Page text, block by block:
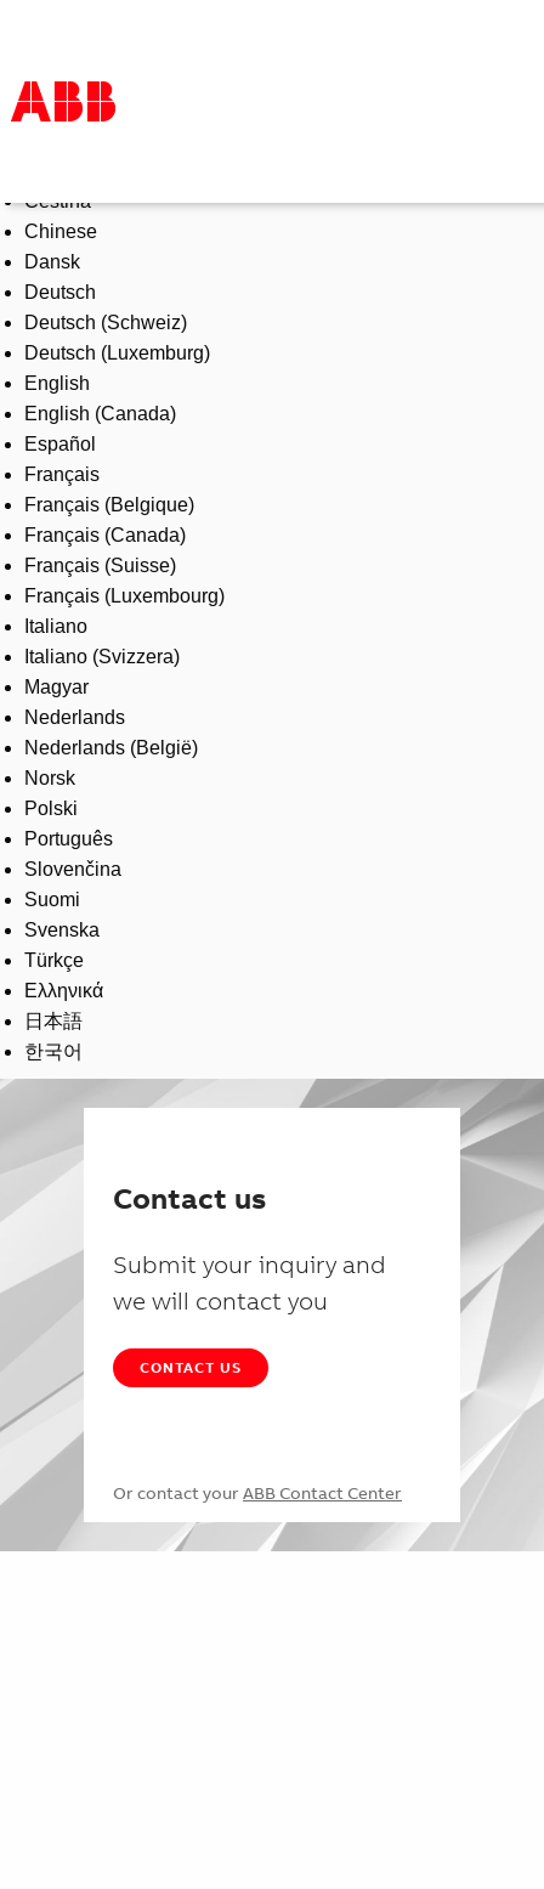
Products & Solutions
Industries
Services
About us
Where to buy
Contact us
Careers
Čeština
Chinese
Dansk
Deutsch
Deutsch (Schweiz)
Deutsch (Luxemburg)
English
English (Canada)
Español
Français
Français (Belgique)
Français (Canada)
Français (Suisse)
Français (Luxembourg)
Italiano
Italiano (Svizzera)
Magyar
Nederlands
Nederlands (België)
Norsk
Polski
Português
Slovenčina
Suomi
Svenska
Türkçe
Ελληνικά
日本語
한국어
Contact us
Submit your inquiry and
we will contact you
CONTACT US
Or contact your ABB Contact Center